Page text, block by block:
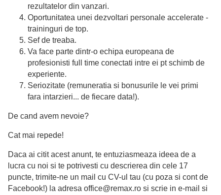
rezultatelor din vanzari.
Oportunitatea unei dezvoltari personale accelerate -
traininguri de top.
Sef de treaba.
Va face parte dintr-o echipa europeana de
profesionisti full time conectati intre ei pt schimb de
experiente.
Seriozitate (remuneratia si bonusurile le vei primi
fara intarzieri... de fiecare data!).
De cand avem nevoie?
Cat mai repede!
Daca ai citit acest anunt, te entuziasmeaza ideea de a
lucra cu noi si te potrivesti cu descrierea din cele 17
puncte, trimite-ne un mail cu CV-ul tau (cu poza si cont de
Facebook!) la adresa office@remax.ro si scrie in e-mail si